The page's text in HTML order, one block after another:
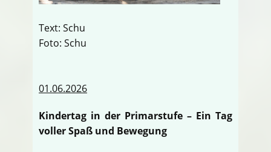
Text: Schu
Foto: Schu
01.06.2026
Kindertag in der Primarstufe – Ein Tag
voller Spaß und Bewegung